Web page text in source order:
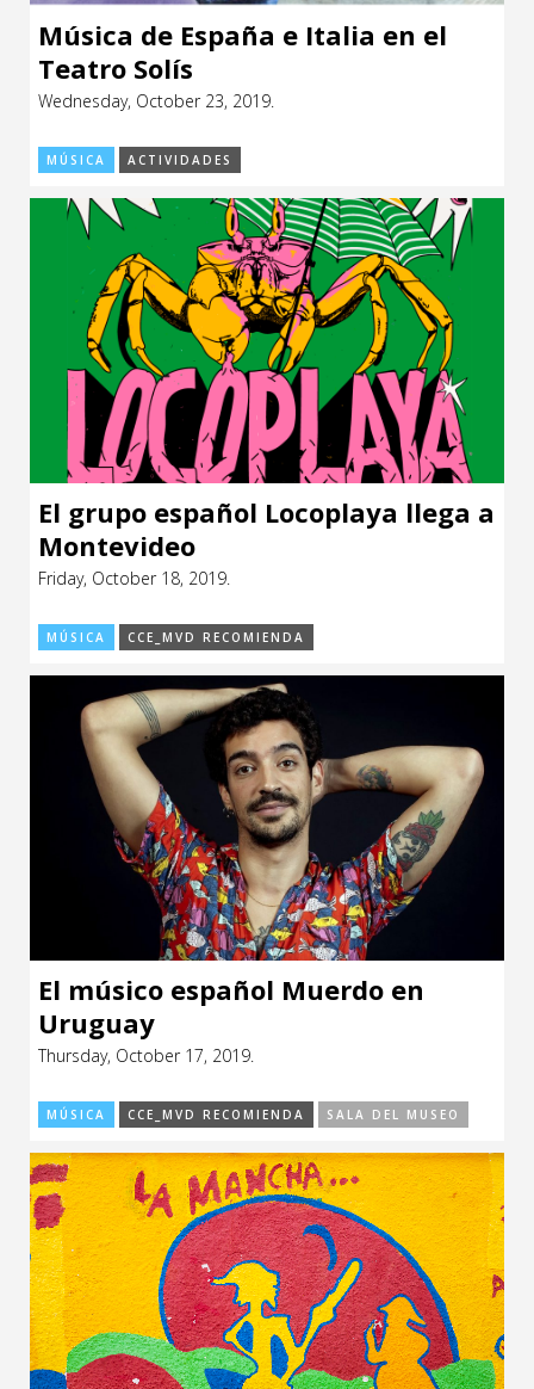
Música de España e Italia en el
Teatro Solís
Wednesday, October 23, 2019.
MÚSICA ACTIVIDADES
El grupo español Locoplaya llega a
Montevideo
Friday, October 18, 2019.
MÚSICA CCE_MVD RECOMIENDA
El músico español Muerdo en
Uruguay
Thursday, October 17, 2019.
MÚSICA CCE_MVD RECOMIENDA SALA DEL MUSEO